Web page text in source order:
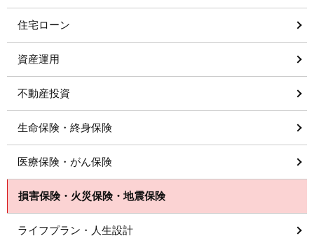
住宅ローン
資産運用
不動産投資
生命保険・終身保険
医療保険・がん保険
損害保険・火災保険・地震保険
ライフプラン・人生設計